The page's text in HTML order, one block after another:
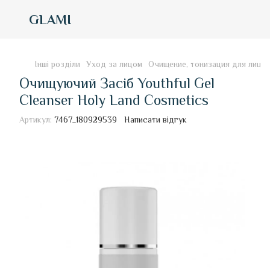
GLAMI
Інші розділи Уход за лицом Очищение, тонизация для лица
Очищуючий Засіб Youthful Gel
Cleanser Holy Land Cosmetics
Артикул: 7467_180929539 Написати відгук